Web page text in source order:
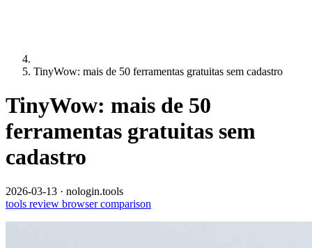
TinyWow: mais de 50 ferramentas gratuitas sem cadastro
TinyWow: mais de 50
ferramentas gratuitas sem
cadastro
2026-03-13 · nologin.tools
tools review browsercomparison